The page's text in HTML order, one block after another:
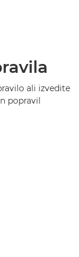
ali izvedite
popravil